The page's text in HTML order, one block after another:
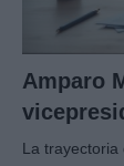
Amparo
La trayectoria